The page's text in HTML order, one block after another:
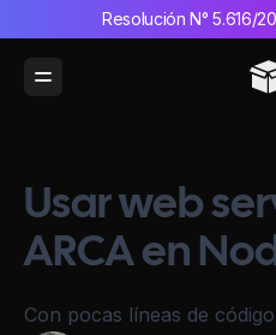
Resolución N° 5.616/
Toggle Menu
Usar web
ARCA en
Con pocas líneas de código